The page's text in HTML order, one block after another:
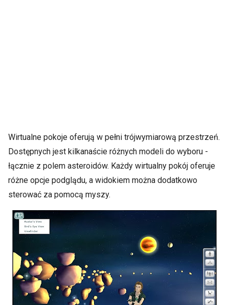
Wirtualne pokoje oferują w pełni trójwymiarową przestrzeń.
Dostępnych jest kilkanaście różnych modeli do wyboru -
łącznie z polem asteroidów. Każdy wirtualny pokój oferuje
różne opcje podglądu, a widokiem można dodatkowo
sterować za pomocą myszy.